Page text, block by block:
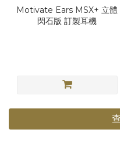
Motivate Ears MSX+ 立體
閃石版 訂製耳機